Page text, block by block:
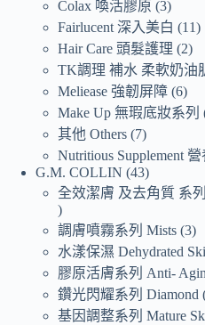
Colax 喚活膠原 3
Fairlucent 深入美白
11
Hair Care 頭髮護理
2
TK調理 補水 柔軟奶油
Meliease 強韌屏障 6
Make Up 無瑕底妝系列
其他 Others 7
Nutritious Supplement
G.M. COLLIN 43
全效潔膚 及去角質 系
調膚噴霧系列 Mists 3
水漾保濕 Dehydrated
膠原活膚系列 Anti-
鑽光閃耀系列 Diamond
基因調整系列 Mature